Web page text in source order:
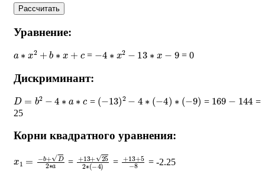
Рассчитать
Уравнение:
2 b ∗ = 4∗ 2− 13 ∗ = 0
Дискриминант:
D= 2− a = (− 13)2 ∗ −4 ∗ 9 = 169 144
=
25
Корни квадратного уравнения:
+ D2∗ = + 13 +25 (−4 )
= + 13 +5 = -2.25